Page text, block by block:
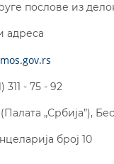
послове из
адреса
311 - 75 - 92
„Србија”),
број 10